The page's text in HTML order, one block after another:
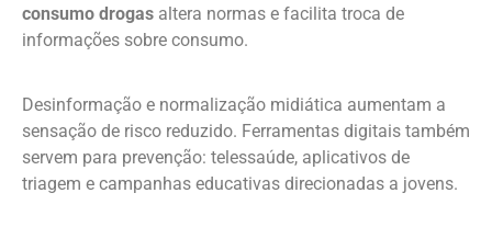
consumo drogas altera normas e facilita troca de
informações sobre consumo.
Desinformação e normalização midiática aumentam a
sensação de risco reduzido. Ferramentas digitais também
servem para prevenção: telessaúde, aplicativos de
triagem e campanhas educativas direcionadas a jovens.